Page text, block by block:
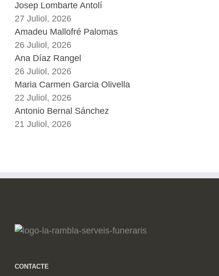
Josep Lombarte Antolí
27 Juliol, 2026
Amadeu Mallofré Palomas
26 Juliol, 2026
Ana Díaz Rangel
26 Juliol, 2026
Maria Carmen Garcia Olivella
22 Juliol, 2026
Antonio Bernal Sánchez
21 Juliol, 2026
CONTACTE